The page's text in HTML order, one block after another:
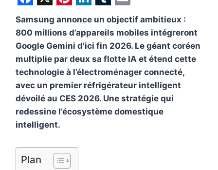
F
a
c
e
b
o
o
k
X P
i
n
t
e
r
e
s
L
i
n
k
e
d
I
n
T
u
m
b
l
r
E
m
a
i
l
Samsung annonce un objectif ambitieux :
800 millions d’appareils mobiles intégreront
Google Gemini d’ici fin 2026. Le géant coréen
multiplie par deux sa flotte IA et étend cette
technologie à l’électroménager connecté,
avec un premier réfrigérateur intelligent
dévoilé au CES 2026. Une stratégie qui
redessine l’écosystème domestique
intelligent.
Plan